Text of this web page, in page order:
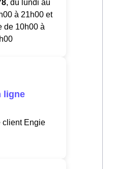
, du lundi au
à 21h00 et
de 10h00 à
ligne
client Engie